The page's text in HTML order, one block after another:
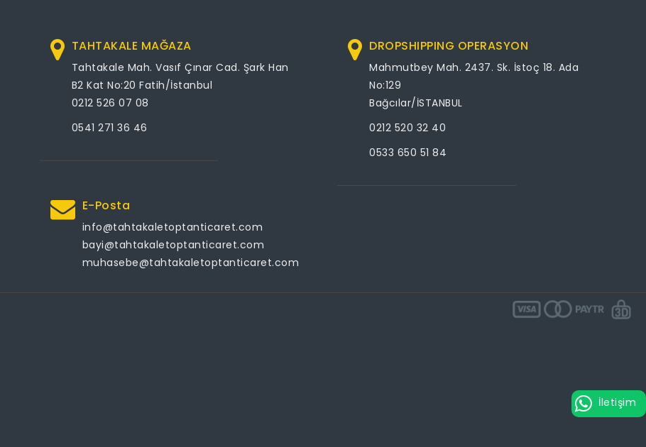
TAHTAKALE MAĞAZA
Tahtakale Mah. Vasıf Çınar Cad. Şark Han
B2 Kat No:20 Fatih/İstanbul
0212 526 07 08
0541 271 36 46
DROPSHIPPING OPERASYON
Mahmutbey Mah. 2437. Sk. İstoç 18. Ada
No:129
Bağcılar/İSTANBUL
0212 520 32 40
0533 650 51 84
E-Posta
info@tahtakaletoptanticaret.com
bayi@tahtakaletoptanticaret.com
muhasebe@tahtakaletoptanticaret.com
İletişim